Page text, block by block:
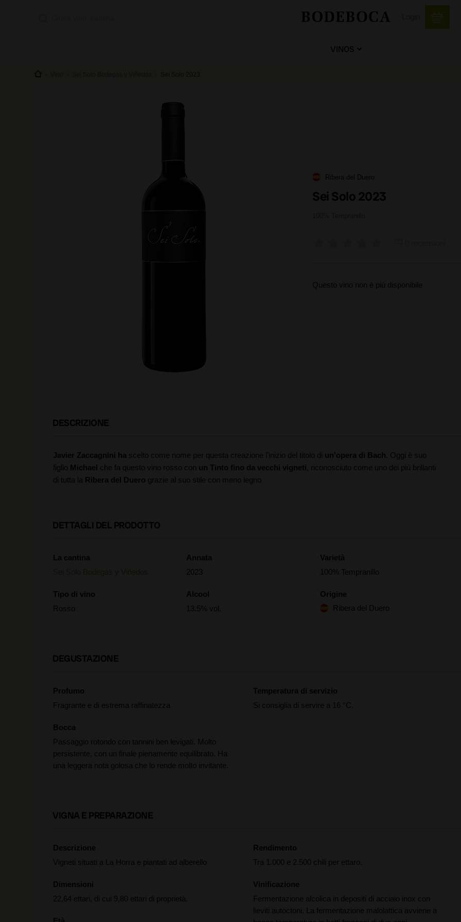
VINOS
Ribera del Duero
Sei Solo 2023
Questo vino non è più disponibile
DESCRIZIONE
Javier Zaccagnini ha scelto come nome per questa creazione l'inizio del titolo di un'opera di Bach . Oggi è suo
figlio Michael che fa questo vino rosso con un Tinto fino da vecchi vigneti , riconosciuto come uno dei più brillanti
di tutta la Ribera del Duero grazie al suo stile con meno legno
DETTAGLI DEL PRODOTTO
La cantina
Tipo di vino
Rosso
Annata
2023
Alcool
13.5% vol.
Varietà
100% Tempranillo
Origine
Ribera del Duero
DEGUSTAZIONE
Profumo
Fragrante e di estrema raffinatezza
Bocca
Passaggio rotondo con tannini ben levigati. Molto
persistente, con un finale pienamente equilibrato. Ha
una leggera nota golosa che lo rende molto invitante.
Temperatura di servizio
Si consiglia di servire a 16 °C.
VIGNA E PREPARAZIONE
Descrizione
Vigneti situati a La Horra e piantati ad alberello
Dimensioni
22,64 ettari, di cui 9,80 ettari di proprietà.
Rendimento
Tra 1.000 e 2.500 chili per ettaro.
Vinificazione
Fermentazione alcolica in depositi di acciaio inox con
lieviti autoctoni. La fermentazione malolattica avviene a